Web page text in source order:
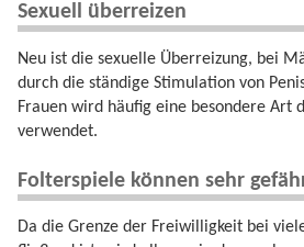
Sexuell überreizen
Neu ist die sexuelle Überreizung, bei
durch die ständige Stimulation von
Frauen wird häufig eine besondere Art
verwendet.
Folterspiele können sehr
Da die Grenze der Freiwilligkeit bei